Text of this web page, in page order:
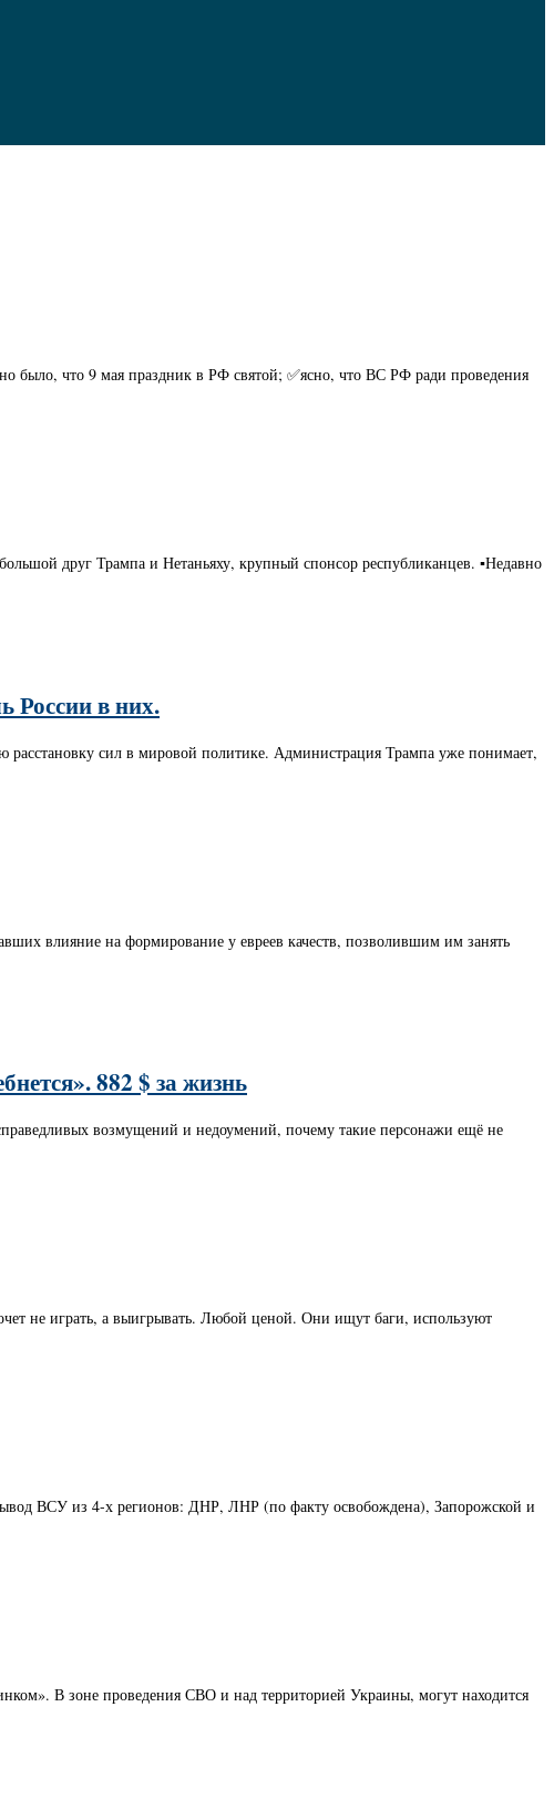
было, что 9 мая праздник в РФ святой; ✅ясно, что ВС РФ ради проведения
друг Трампа и Нетаньяху, крупный спонсор республиканцев. ▪️Недавно
России в них.
сил в мировой политике. Администрация Трампа уже понимает,
влияние на формирование у евреев качеств, позволившим им занять
882 $ за жизнь
возмущений и недоумений, почему такие персонажи ещё не
не играть, а выигрывать. Любой ценой. Они ищут баги, используют
ВСУ из 4-х регионов: ДНР, ЛНР (по факту освобождена), Запорожской и
В зоне проведения СВО и над территорией Украины, могут находится